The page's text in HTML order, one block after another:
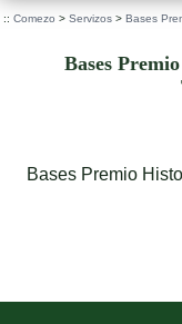
:: Comezo > Servizos > Bases
Bases
Bases Premio